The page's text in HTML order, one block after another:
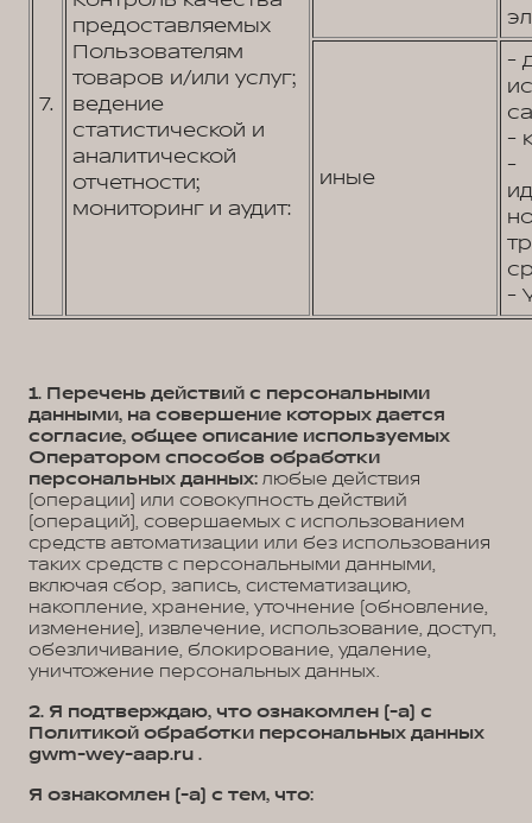
7.
предоставляемых
Пользователям
товаров и/или услуг;
ведение
статистической и
аналитической
отчетности;
мониторинг и аудит:
иные
-
-
-
-
1. Перечень действий с персональными
данными, на совершение которых дается
согласие, общее описание используемых
Оператором способов обработки
персональных данных: любые действия
(операции) или совокупность действий
(операций), совершаемых с использованием
средств автоматизации или без использования
таких средств с персональными данными,
включая сбор, запись, систематизацию,
накопление, хранение, уточнение (обновление,
изменение), извлечение, использование, доступ,
обезличивание, блокирование, удаление,
уничтожение персональных данных.
2. Я подтверждаю, что ознакомлен (-а) с
Политикой обработки персональных данных
gwm-wey-aap.ru .
Я ознакомлен (-а) с тем, что: